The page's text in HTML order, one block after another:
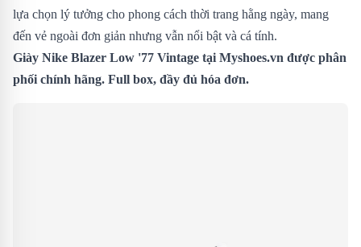
lựa chọn lý tưởng cho phong cách thời trang hằng ngày, mang
đến vẻ ngoài đơn giản nhưng vẫn nổi bật và cá tính.
Giày Nike Blazer Low '77 Vintage tại Myshoes.vn được phân
phối chính hãng. Full box, đầy đủ hóa đơn.